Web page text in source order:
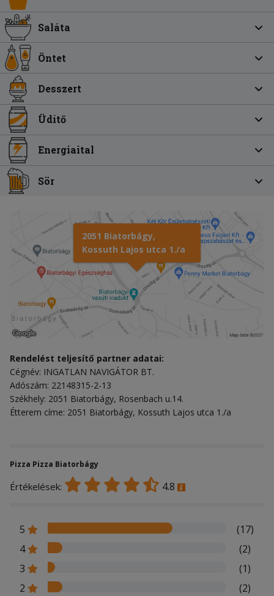
Saláta
Öntet
Desszert
Üdítő
Energiaital
Sör
2051 Biatorbágy,
Kossuth Lajos utca 1./a
Rendelést teljesítő partner adatai:
Cégnév: INGATLAN NAVIGÁTOR BT.
Adószám: 22148315-2-13
Székhely: 2051 Biatorbágy, Rosenbach u.14.
Étterem címe: 2051 Biatorbágy, Kossuth Lajos utca 1./a
Pizza Pizza Biatorbágy
Értékelések: 4.8
5
(17)
4
(2)
3
(1)
2
(2)